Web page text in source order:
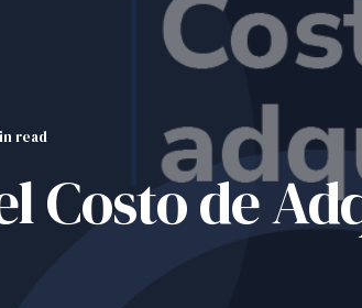
read
Costo de